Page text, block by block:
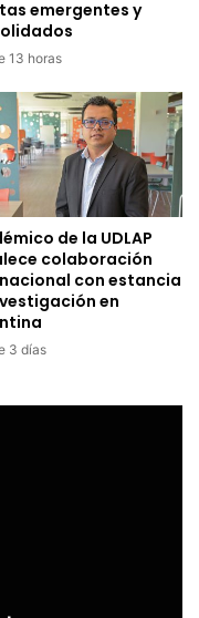
emergentes y
13 horas
de la UDLAP
colaboración
con estancia
en
3 días